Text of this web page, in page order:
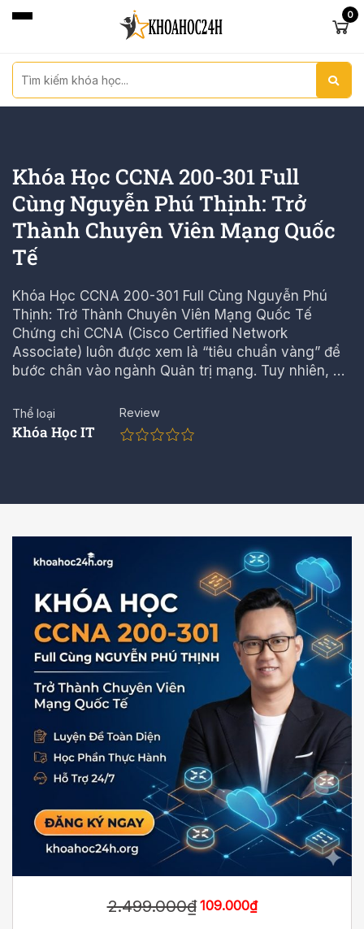
0
Khóa Học CCNA 200-301 Full
Cùng Nguyễn Phú Thịnh: Trở
Thành Chuyên Viên Mạng Quốc
Tế
Khóa Học CCNA 200-301 Full Cùng Nguyễn Phú
Thịnh: Trở Thành Chuyên Viên Mạng Quốc Tế
Chứng chỉ CCNA (Cisco Certified Network
Associate) luôn được xem là “tiêu chuẩn vàng” để
bước chân vào ngành Quản trị mạng. Tuy nhiên, …
Thể loại
Khóa Học IT
Review
2.499.000₫ 109.000₫